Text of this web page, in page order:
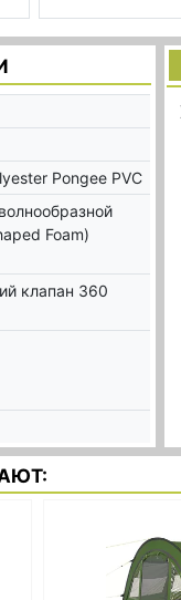
Pongee PVC
Foam)
клапан 360